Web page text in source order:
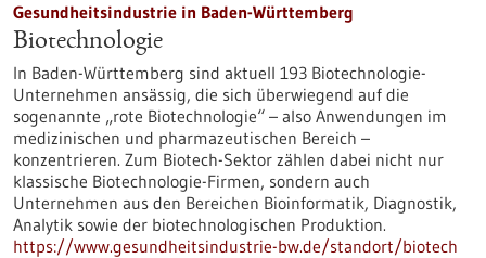
Gesundheitsindustrie in Baden-Württemberg
Biotechnologie
In Baden-Württemberg sind aktuell 193 Biotechnologie-
Unternehmen ansässig, die sich überwiegend auf die
sogenannte „rote Biotechnologie“ – also Anwendungen im
medizinischen und pharmazeutischen Bereich –
konzentrieren. Zum Biotech-Sektor zählen dabei nicht nur
klassische Biotechnologie-Firmen, sondern auch
Unternehmen aus den Bereichen Bioinformatik, Diagnostik,
Analytik sowie der biotechnologischen Produktion.
https://www.gesundheitsindustrie-bw.de/standort/biotech